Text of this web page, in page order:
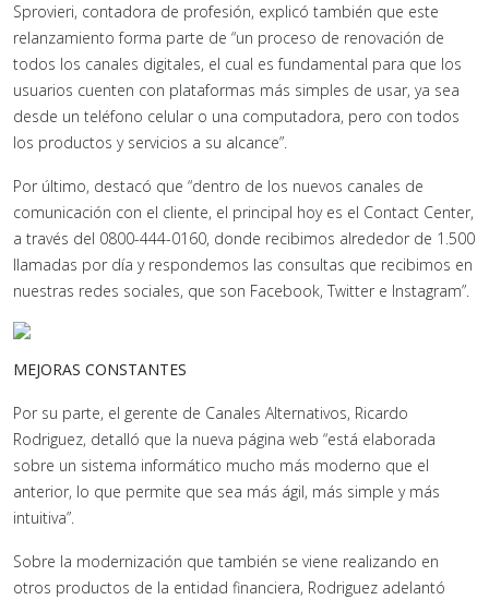
Sprovieri, contadora de profesión, explicó también que este
relanzamiento forma parte de “un proceso de renovación de
todos los canales digitales, el cual es fundamental para que los
usuarios cuenten con plataformas más simples de usar, ya sea
desde un teléfono celular o una computadora, pero con todos
los productos y servicios a su alcance”.
Por último, destacó que “dentro de los nuevos canales de
comunicación con el cliente, el principal hoy es el Contact Center,
a través del 0800-444-0160, donde recibimos alrededor de 1.500
llamadas por día y respondemos las consultas que recibimos en
nuestras redes sociales, que son Facebook, Twitter e Instagram”.
MEJORAS CONSTANTES
Por su parte, el gerente de Canales Alternativos, Ricardo
Rodriguez, detalló que la nueva página web “está elaborada
sobre un sistema informático mucho más moderno que el
anterior, lo que permite que sea más ágil, más simple y más
intuitiva”.
Sobre la modernización que también se viene realizando en
otros productos de la entidad financiera, Rodriguez adelantó